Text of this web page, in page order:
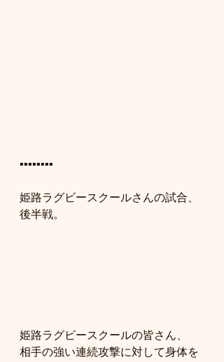
▪️▪️▪️▪️▪️▪️▪️▪️
姫路ラグビースクールさんの試合、
後半戦。
姫路ラグビースクールの皆さん、
相手の強い連続攻撃に対して身体を